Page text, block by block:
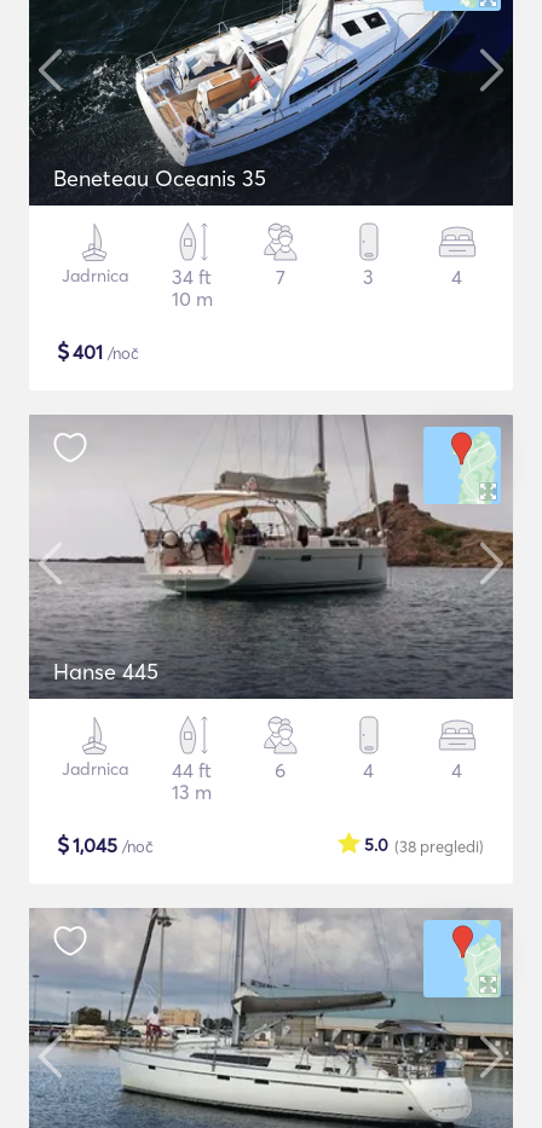
Beneteau Oceanis 35
Jadrnica
34 ft
10 m
7 3 4
$401 /noč
Hanse 445
Jadrnica
44 ft
13 m
6 4 4
$1,045 /noč (38 pregledi)
5.0